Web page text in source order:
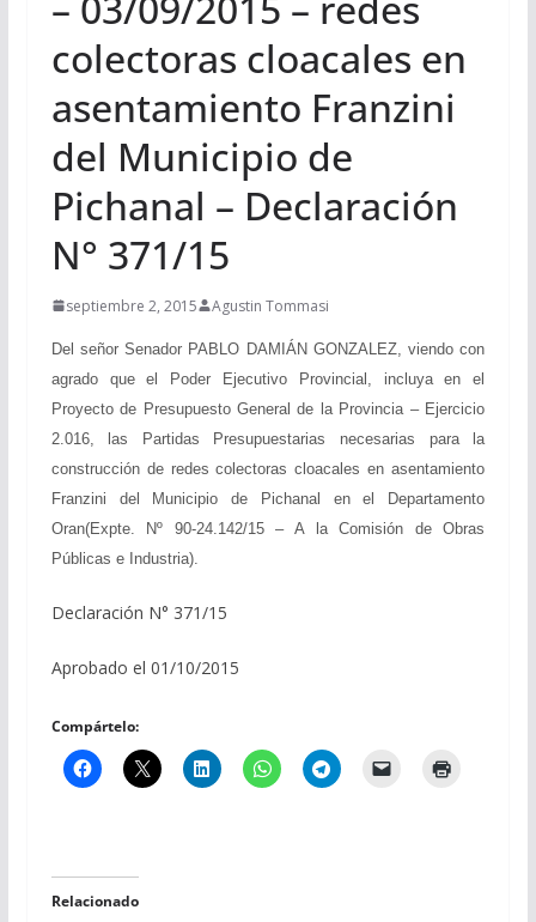
colectoras cloacales en
asentamiento Franzini
del Municipio de
Pichanal – Declaración
N° 371/15
septiembre 2, 2015 Agustin Tommasi
Del señor Senador PABLO DAMIÁN GONZALEZ, viendo con
agrado que el Poder Ejecutivo Provincial, incluya en el
Proyecto de Presupuesto General de la Provincia – Ejercicio
2.016, las Partidas Presupuestarias necesarias para la
construcción de redes colectoras cloacales en asentamiento
Franzini del Municipio de Pichanal en el Departamento
Oran(Expte. Nº 90-24.142/15 – A la Comisión de Obras
Públicas e Industria).
Declaración N° 371/15
Aprobado el 01/10/2015
Compártelo:
Relacionado